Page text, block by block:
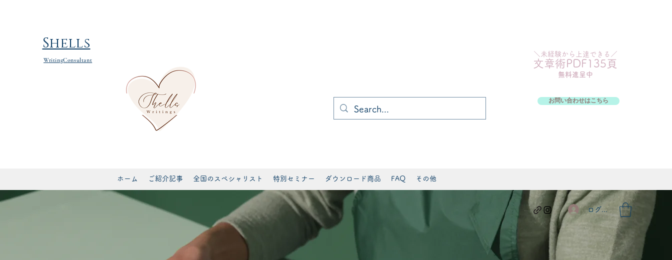
​Shells
WritingConsultant
＼未経験から上達できる／
​文章術PDF135頁
無料進呈中
お問い合わせはこちら
ホーム ご紹介記事 全国のスペシャリスト 特別セミナー ダウンロード商品 FAQ その他
ログイン